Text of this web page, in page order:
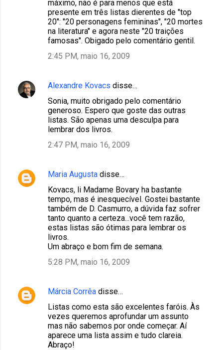
máximo, não é para menos que está
presente em três listas dierentes de "top
20": "20 personagens femininas", "20 mortes
na literatura" e agora neste "20 traições
famosas". Obigado pelo comentário gentil.
2:45 PM, maio 16, 2009
Alexandre Kovacs disse…
Sonia, muito obrigado pelo comentário
generoso. Espero que goste das outras
listas. São apenas uma desculpa para
lembrar dos livros.
2:47 PM, maio 16, 2009
Maria Augusta disse…
Kovacs, li Madame Bovary ha bastante
tempo, mas é inesquecível. Gostei bastante
também de D. Casmurro, a dúvida faz sofrer
tanto quanto a certeza...você tem razão,
estas listas são ótimas para lembrar os
livros.
Um abraço e bom fim de semana.
5:28 PM, maio 16, 2009
Márcia Corrêa disse…
Listas como esta são excelentes faróis. Às
vezes queremos aprofundar um assunto
mas não sabemos por onde começar. Aí
aparece uma lista assim e tudo clareia.
Abraço!